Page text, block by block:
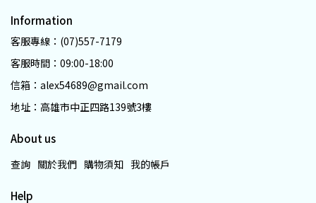
Information
客服專線：(07)557-7179
客服時間：09:00-18:00
信箱：alex54689@gmail.com
地址：高雄市中正四路139號3樓
About us
查詢 關於我們 購物須知 我的帳戶
Help